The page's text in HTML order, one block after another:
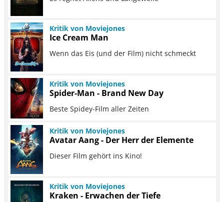
Kritik von Moviejones
Ice Cream Man
Wenn das Eis (und der Film) nicht schmeckt
Kritik von Moviejones
Spider-Man - Brand New Day
Beste Spidey-Film aller Zeiten
Kritik von Moviejones
Avatar Aang - Der Herr der Elemente
Dieser Film gehört ins Kino!
Kritik von Moviejones
Kraken - Erwachen der Tiefe